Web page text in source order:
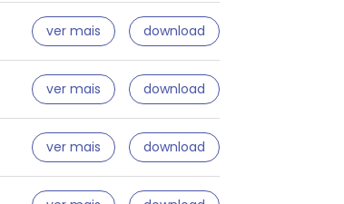
ver mais download
ver mais download
ver mais download